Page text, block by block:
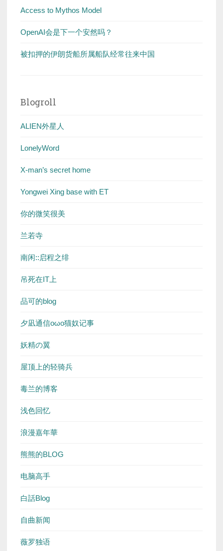
Access to Mythos Model
OpenAI会是下一个安然吗？
被扣押的伊朗货船所属船队经常往来中国
Blogroll
ALIEN外星人
LonelyWord
X-man’s secret home
Yongwei Xing base with ET
你的微笑很美
兰若寺
南闲::启程之绯
吊死在IT上
品可的blog
夕凪通信oωo猫奴记事
妖精の翼
屋顶上的轻骑兵
毒兰的博客
浅色回忆
浪漫嘉年華
熊熊的BLOG
电脑高手
白話Blog
自曲新闻
薇罗独语